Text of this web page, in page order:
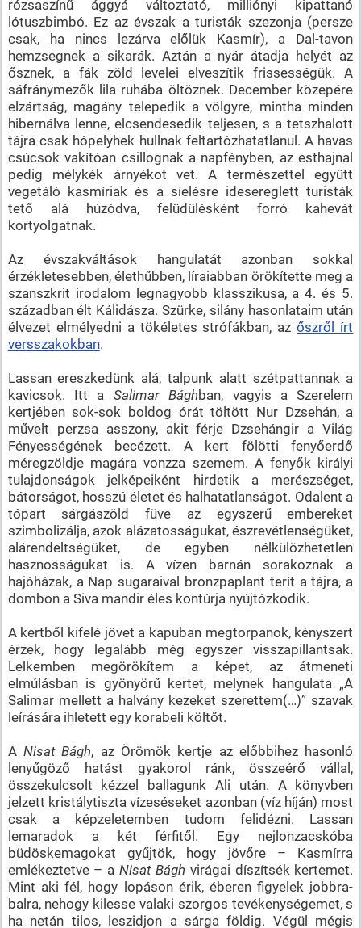
rózsaszínű ággyá változtató, milliónyi kipattanó
lótuszbimbó. Ez az évszak a turisták szezonja (persze
csak, ha nincs lezárva előlük Kasmír), a Dal-tavon
hemzsegnek a sikarák. Aztán a nyár átadja helyét az
ősznek, a fák zöld levelei elveszítik frissességük. A
sáfránymezők lila ruhába öltöznek. December közepére
elzártság, magány telepedik a völgyre, mintha minden
hibernálva lenne, elcsendesedik teljesen, s a tetszhalott
tájra csak hópelyhek hullnak feltartózhatatlanul. A havas
csúcsok vakítóan csillognak a napfényben, az esthajnal
pedig mélykék árnyékot vet. A természettel együtt
vegetáló kasmíriak és a síelésre idesereglett turisták
tető alá húzódva, felüdülésként forró kahevát
kortyolgatnak.
Az évszakváltások hangulatát azonban sokkal
érzékletesebben, élethűbben, líraiabban örökítette meg a
szanszkrit irodalom legnagyobb klasszikusa, a 4. és 5.
században élt Kálidásza. Szürke, silány hasonlataim után
élvezet elmélyedni a tökéletes strófákban, azőszről írt
versszakokban.
Lassan ereszkedünk alá, talpunk alatt szétpattannak a
kavicsok. Itt a Salimar Bághban, vagyis a Szerelem
kertjében sok-sok boldog órát töltött Nur Dzsehán, a
művelt perzsa asszony, akit férje Dzsehángir a Világ
Fényességének becézett. A kert fölötti fenyőerdő
méregzöldje magára vonzza szemem. A fenyők királyi
tulajdonságok jelképeiként hirdetik a merészséget,
bátorságot, hosszú életet és halhatatlanságot. Odalent a
tópart sárgászöld füve az egyszerű embereket
szimbolizálja, azok alázatosságukat, észrevétlenségüket,
alárendeltségüket, de egyben nélkülözhetetlen
hasznosságukat is. A vízen barnán sorakoznak a
hajóházak, a Nap sugaraival bronzpaplant terít a tájra, a
dombon a Siva mandir éles kontúrja nyújtózkodik.
A kertből kifelé jövet a kapuban megtorpanok, kényszert
érzek, hogy legalább még egyszer visszapillantsak.
Lelkemben megörökítem a képet, az átmeneti
elmúlásban is gyönyörű kertet, melynek hangulata „A
Salimar mellett a halvány kezeket szerettem(…)” szavak
leírására ihletett egy korabeli költőt.
ANisat Bágh, az Örömök kertje az előbbihez hasonló
lenyűgöző hatást gyakorol ránk, összeérő vállal,
összekulcsolt kézzel ballagunk Ali után. A könyvben
jelzett kristálytiszta vízeséseket azonban (víz híján) most
csak a képzeletemben tudom felidézni. Lassan
lemaradok a két férfitől. Egy nejlonzacskóba
büdöskemagokat gyűjtök, hogy jövőre – Kasmírra
emlékeztetve – aNisat Bágh virágai díszítsék kertemet.
Mint aki fél, hogy lopáson érik, éberen figyelek jobbra-
balra, nehogy kilesse valaki szorgos tevékenységemet, s
ha netán tilos, leszidjon a sárga földig. Végül mégis